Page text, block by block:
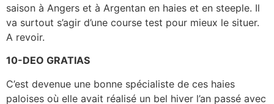
saison à Angers et à Argentan en haies et en steeple. Il
va surtout s’agir d’une course test pour mieux le situer.
A revoir.
10-DEO GRATIAS
C’est devenue une bonne spécialiste de ces haies
paloises où elle avait réalisé un bel hiver l’an passé avec